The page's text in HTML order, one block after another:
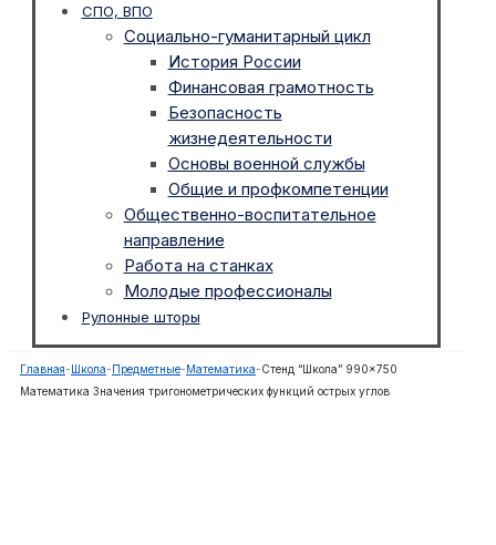
СПО, ВПО
Социально-гуманитарный цикл
История России
Финансовая грамотность
Безопасность
жизнедеятельности
Основы военной службы
Общие и профкомпетенции
Общественно-воспитательное
направление
Работа на станках
Молодые профессионалы
Рулонные шторы
Главная- Школа- Предметные- Математика-Стенд “Школа” 990×750
Математика Значения тригонометрических функций острых углов